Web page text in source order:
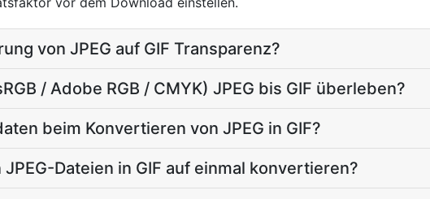
von JPEG auf GIF Transparenz?
/ Adobe RGB / CMYK) JPEG bis GIF überleben?
beim Konvertieren von JPEG in GIF?
Dateien in GIF auf einmal konvertieren?